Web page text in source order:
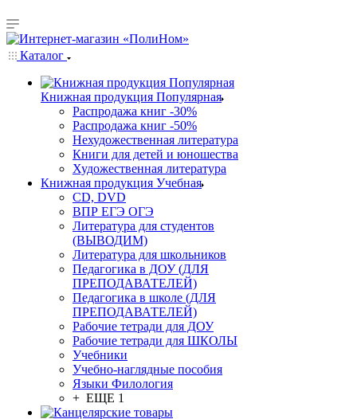
Каталог
Книжная продукция Популярная
Распродажа книг -30%
Распродажа книг -50%
Нехудожественная литература
Книги для детей и юношества
Художественная литература
Книжная продукция Учебная
CD, DVD
ВПР ЕГЭ ОГЭ
Литература для студентов
(ВЫВОДИМ)
Литература для школьников
Педагогика в ДОУ (ДЛЯ
ПРЕПОДАВАТЕЛЕЙ)
Педагогика в школе (ДЛЯ
ПРЕПОДАВАТЕЛЕЙ)
Рабочие тетради для ДОУ
Рабочие тетради для ШКОЛЫ
Учебники
Учебно-наглядные пособия
Языки Филология
+ ЕЩЕ 1